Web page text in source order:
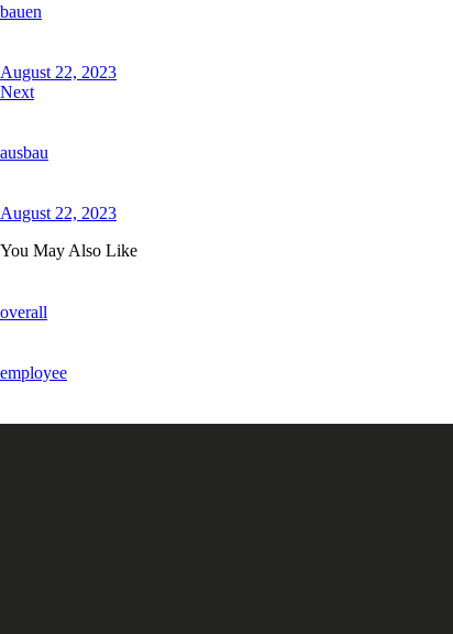
bauen
August 22, 2023
Next
ausbau
August 22, 2023
You May Also Like
overall
employee